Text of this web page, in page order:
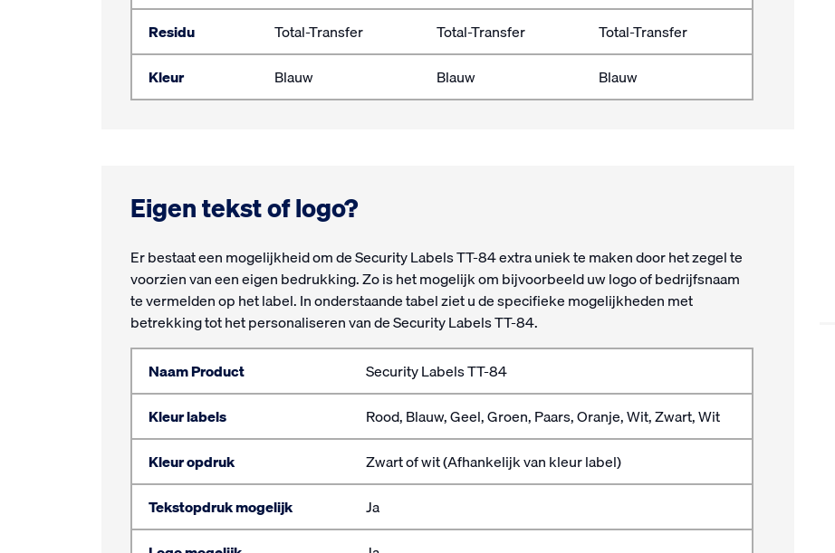
Residu
Total-Transfer Total-Transfer
Total-Transfer
Kleur
Blauw Blauw Blauw
Eigen tekst of logo?
Er bestaat een mogelijkheid om de Security Labels TT-84 extra uniek te maken door het zegel te
voorzien van een eigen bedrukking. Zo is het mogelijk om bijvoorbeeld uw logo of bedrijfsnaam
te vermelden op het label. In onderstaande tabel ziet u de specifieke mogelijkheden met
betrekking tot het personaliseren van de Security Labels TT-84.
Naam Product
Security Labels TT-84
Kleur labels
Rood, Blauw, Geel, Groen, Paars, Oranje, Wit, Zwart, Wit
Kleur opdruk
Zwart of wit (Afhankelijk van kleur label)
Tekstopdruk mogelijk
Ja